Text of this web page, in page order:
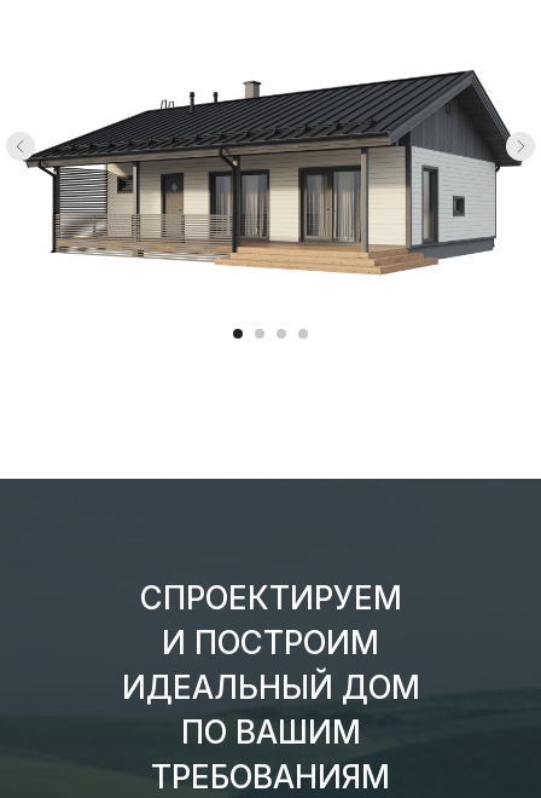
СПРОЕКТИРУЕМ
И ПОСТРОИМ
ИДЕАЛЬНЫЙ ДОМ
ПО ВАШИМ
ТРЕБОВАНИЯМ